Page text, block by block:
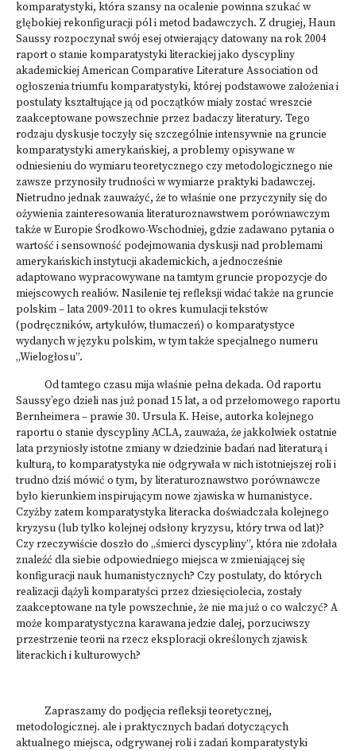
komparatystyki, która szansy na ocalenie powinna szukać w
głębokiej rekonfiguracji pól i metod badawczych. Z drugiej, Haun
Saussy rozpoczynał swój esej otwierający datowany na rok 2004
raport o stanie komparatystyki literackiej jako dyscypliny
akademickiej American Comparative Literature Association od
ogłoszenia triumfu komparatystyki, której podstawowe założenia i
postulaty kształtujące ją od początków miały zostać wreszcie
zaakceptowane powszechnie przez badaczy literatury. Tego
rodzaju dyskusje toczyły się szczególnie intensywnie na gruncie
komparatystyki amerykańskiej, a problemy opisywane w
odniesieniu do wymiaru teoretycznego czy metodologicznego nie
zawsze przynosiły trudności w wymiarze praktyki badawczej.
Nietrudno jednak zauważyć, że to właśnie one przyczyniły się do
ożywienia zainteresowania literaturoznawstwem porównawczym
także w Europie Środkowo-Wschodniej, gdzie zadawano pytania o
wartość i sensowność podejmowania dyskusji nad problemami
amerykańskich instytucji akademickich, a jednocześnie
adaptowano wypracowywane na tamtym gruncie propozycje do
miejscowych realiów. Nasilenie tej refleksji widać także na gruncie
polskim – lata 2009-2011 to okres kumulacji tekstów
(podręczników, artykułów, tłumaczeń) o komparatystyce
wydanych w języku polskim, w tym także specjalnego numeru
„Wielogłosu”.
Od tamtego czasu mija właśnie pełna dekada. Od raportu
Saussy’ego dzieli nas już ponad 15 lat, a od przełomowego raportu
Bernheimera – prawie 30. Ursula K. Heise, autorka kolejnego
raportu o stanie dyscypliny ACLA, zauważa, że jakkolwiek ostatnie
lata przyniosły istotne zmiany w dziedzinie badań nad literaturą i
kulturą, to komparatystyka nie odgrywała w nich istotniejszej roli i
trudno dziś mówić o tym, by literaturoznawstwo porównawcze
było kierunkiem inspirującym nowe zjawiska w humanistyce.
Czyżby zatem komparatystyka literacka doświadczała kolejnego
kryzysu (lub tylko kolejnej odsłony kryzysu, który trwa od lat)?
Czy rzeczywiście doszło do „śmierci dyscypliny”, która nie zdołała
znaleźć dla siebie odpowiedniego miejsca w zmieniającej się
konfiguracji nauk humanistycznych? Czy postulaty, do których
realizacji dążyli komparatyści przez dziesięciolecia, zostały
zaakceptowane na tyle powszechnie, że nie ma już o co walczyć? A
może komparatystyczna karawana jedzie dalej, porzuciwszy
przestrzenie teorii na rzecz eksploracji określonych zjawisk
literackich i kulturowych?
Zapraszamy do podjęcia refleksji teoretycznej,
metodologicznej. ale i praktycznych badań dotyczących
aktualnego miejsca, odgrywanej roli i zadań komparatystyki